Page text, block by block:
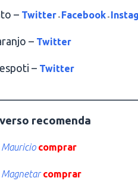
– Twitter - Facebook -
– Twitter
– Twitter
recomenda
comprar
comprar